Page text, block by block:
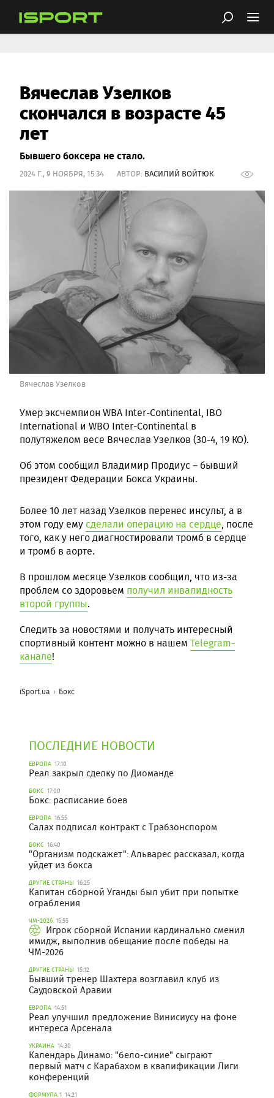
Вячеслав Узелков
скончался в возрасте 45
лет
Бывшего боксера не стало.
2024 Г., 9 НОЯБРЯ, 15:34 АВТОР: ВАСИЛИЙ ВОЙТЮК
Вячеслав Узелков
Умер эксчемпион WBA Inter-Continental, IBO
International и WBO Inter-Continental в
полутяжелом весе Вячеслав Узелков (30-4, 19 КО).
Об этом сообщил Владимир Продиус – бывший
президент Федерации Бокса Украины.
Более 10 лет назад Узелков перенес инсульт, а в
этом году ему сделали операцию на сердце, после
того, как у него диагностировали тромб в сердце
и тромб в аорте.
В прошлом месяце Узелков сообщил, что из-за
проблем со здоровьем получил инвалидность
второй группы.
Следить за новостями и получать интересный
спортивный контент можно в нашем Telegram-
канале!
iSport.ua Бокс
ПОСЛЕДНИЕ НОВОСТИ
ЕВРОПА 17:10
Реал закрыл сделку по Диоманде
БОКС 17:00
Бокс: расписание боев
ЕВРОПА 16:55
Салах подписал контракт с Трабзонспором
БОКС 16:40
"Организм подскажет": Альварес рассказал, когда
уйдет из бокса
ДРУГИЕ СТРАНЫ 16:25
Капитан сборной Уганды был убит при попытке
ограбления
ЧМ-2026 15:55
Игрок сборной Испании кардинально сменил
имидж, выполнив обещание после победы на
ЧМ-2026
ДРУГИЕ СТРАНЫ 15:12
Бывший тренер Шахтера возглавил клуб из
Саудовской Аравии
ЕВРОПА 14:51
Реал улучшил предложение Винисиусу на фоне
интереса Арсенала
УКРАИНА 14:30
Календарь Динамо: "бело-синие" сыграют
первый матч с Карабахом в квалификации Лиги
конференций
ФОРМУЛА 1 14:21